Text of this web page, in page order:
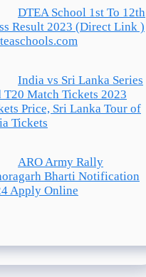
DTEA School 1st To 12th
Result 2023 (Direct Link )
India vs Sri Lanka Series
T20 Match Tickets 2023
Price, Sri Lanka Tour of
Tickets
ARO Army Rally
Bharti Notification
Apply Online